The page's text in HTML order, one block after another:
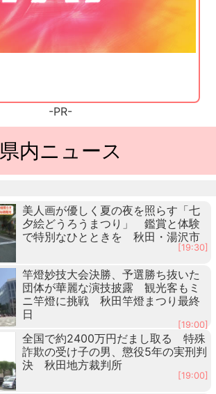
-PR-
県内ニュース
美人画が優しく夏の夜を照らす「七
夕絵どうろうまつり」 鑑賞と体験
で特別なひとときを 秋田・湯沢市
[19:30]
竿燈妙技大会決勝、予選勝ち抜いた
団体が華麗な演技披露 観光客もミ
ニ竿燈に挑戦 秋田竿燈まつり最終
日
[19:00]
全国で約2400万円だまし取る 特殊
詐欺の受け子の男、懲役5年の実刑判
決 秋田地方裁判所
[19:00]